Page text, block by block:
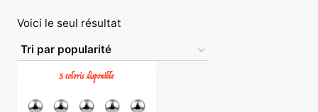
Voici le seul résultat